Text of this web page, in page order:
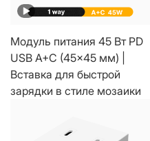
Модуль питания 45 Вт PD
USB A+C (45x45 мм) |
Вставка для быстрой
зарядки в стиле мозаики